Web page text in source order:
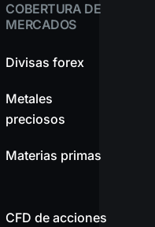
COBERTURA DE
MERCADOS
Divisas forex
Metales
preciosos
Materias primas
CFD de acciones